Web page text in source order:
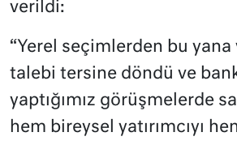
verildi:
“Yerel seçimlerden bu
talebi tersine döndü ve
yaptığımız görüşmelerde
hem bireysel yatırımcıyı